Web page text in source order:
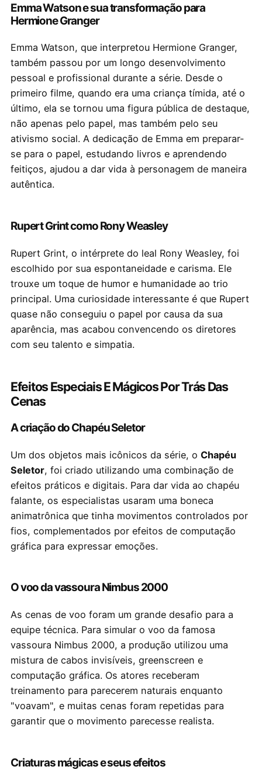
Emma Watson e sua transformação para
Hermione Granger
Emma Watson, que interpretou Hermione Granger,
também passou por um longo desenvolvimento
pessoal e profissional durante a série. Desde o
primeiro filme, quando era uma criança tímida, até o
último, ela se tornou uma figura pública de destaque,
não apenas pelo papel, mas também pelo seu
ativismo social. A dedicação de Emma em preparar-
se para o papel, estudando livros e aprendendo
feitiços, ajudou a dar vida à personagem de maneira
autêntica.
Rupert Grint como Rony Weasley
Rupert Grint, o intérprete do leal Rony Weasley, foi
escolhido por sua espontaneidade e carisma. Ele
trouxe um toque de humor e humanidade ao trio
principal. Uma curiosidade interessante é que Rupert
quase não conseguiu o papel por causa da sua
aparência, mas acabou convencendo os diretores
com seu talento e simpatia.
Efeitos Especiais E Mágicos Por Trás Das
Cenas
A criação do Chapéu Seletor
Um dos objetos mais icônicos da série, o Chapéu
Seletor, foi criado utilizando uma combinação de
efeitos práticos e digitais. Para dar vida ao chapéu
falante, os especialistas usaram uma boneca
animatrônica que tinha movimentos controlados por
fios, complementados por efeitos de computação
gráfica para expressar emoções.
O voo da vassoura Nimbus 2000
As cenas de voo foram um grande desafio para a
equipe técnica. Para simular o voo da famosa
vassoura Nimbus 2000, a produção utilizou uma
mistura de cabos invisíveis, greenscreen e
computação gráfica. Os atores receberam
treinamento para parecerem naturais enquanto
"voavam", e muitas cenas foram repetidas para
garantir que o movimento parecesse realista.
Criaturas mágicas e seus efeitos